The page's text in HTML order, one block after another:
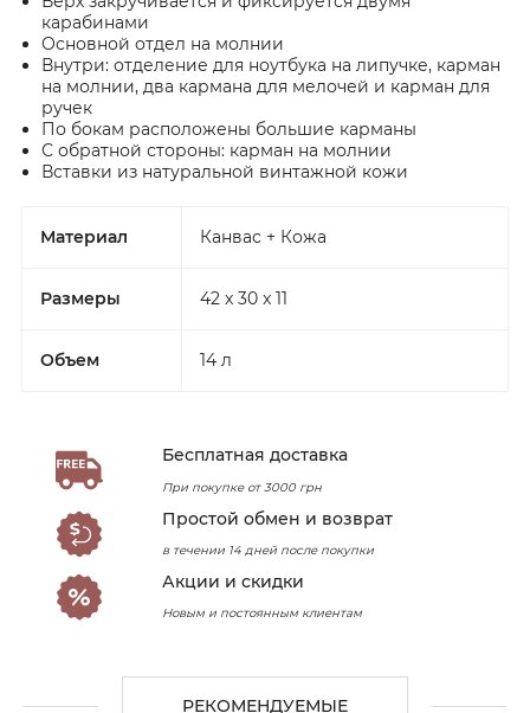
карабинами
Основной отдел на молнии
Внутри: отделение для ноутбука на липучке, карман
на молнии, два кармана для мелочей и карман для
ручек
По бокам расположены большие карманы
С обратной стороны: карман на молнии
Вставки из натуральной винтажной кожи
Материал Канвас + Кожа
Размеры 42 x 30 x 11
Объем 14 л
Бесплатная доставка
При покупке от 3000 грн
Простой обмен и возврат
в течении 14 дней после покупки
Акции и скидки
Новым и постоянным клиентам
РЕКОМЕНДУЕМЫЕ